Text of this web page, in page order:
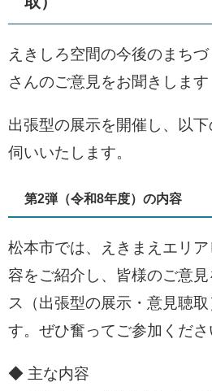
えきしろ空間の今後のまち
さんのご意見をお聞きします
出張型の展示を開催し、以
伺いいたします。
第2弾（令和8年度）の内容
松本市では、えきまえエリ
容をご紹介し、皆様のご意
ス（出張型の展示・意見聴
す。ぜひ奮ってご参加くださ
◆ 主な内容